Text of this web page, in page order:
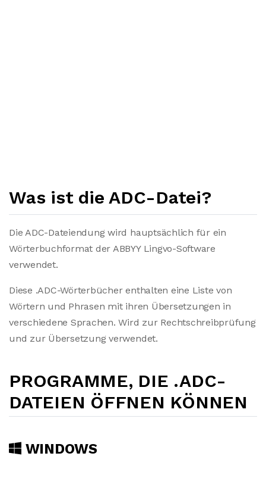
Was ist die ADC-Datei?
Die ADC-Dateiendung wird hauptsächlich für ein
Wörterbuchformat der ABBYY Lingvo-Software
verwendet.
Diese .ADC-Wörterbücher enthalten eine Liste von
Wörtern und Phrasen mit ihren Übersetzungen in
verschiedene Sprachen. Wird zur Rechtschreibprüfung
und zur Übersetzung verwendet.
PROGRAMME, DIE .ADC-
DATEIEN ÖFFNEN KÖNNEN
WINDOWS